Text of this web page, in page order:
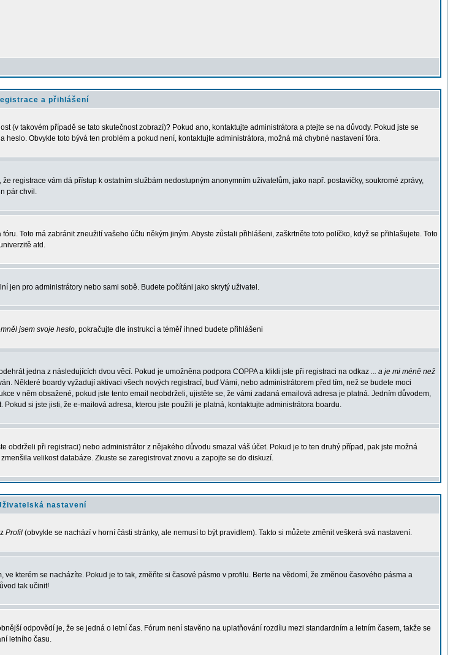
a přihlášení
(v takovém případě se tato skutečnost zobrazí)? Pokud ano, kontaktujte administrátora a ptejte se na důvody. Pokud jste se
Obvykle toto bývá ten problém a pokud není, kontaktujte administrátora, možná má chybné nastavení fóra.
registrace vám dá přístup k ostatním službám nedostupným anonymním uživatelům, jako např. postavičky, soukromé zprávy,
pár chvil.
Toto má zabránit zneužití vašeho účtu někým jiným. Abyste zůstali přihlášeni, zaškrtněte toto políčko, když se přihlašujete. Toto
atd.
jen pro administrátory nebo sami sobě. Budete počítáni jako skrytý uživatel.
jsem svoje heslo, pokračujte dle instrukcí a téměř ihned budete přihlášeni
jedna z následujících dvou věcí. Pokud je umožněna podpora COPPA a klikli jste při registraci na odkaz ... a je mi méně než
Některé boardy vyžadují aktivaci všech nových registrací, buď Vámi, nebo administrátorem před tím, než se budete moci
v něm obsažené, pokud jste tento email neobdrželi, ujistěte se, že vámi zadaná emailová adresa je platná. Jedním důvodem,
Pokud si jste jisti, že e-mailová adresa, kterou jste použili je platná, kontaktujte administrátora boardu.
při registraci) nebo administrátor z nějakého důvodu smazal váš účet. Pokud je to ten druhý případ, pak jste možná
velikost databáze. Zkuste se zaregistrovat znovu a zapojte se do diskuzí.
nastavení
Profil (obvykle se nachází v horní části stránky, ale nemusí to být pravidlem). Takto si můžete změnit veškerá svá nastavení.
kterém se nacházíte. Pokud je to tak, změňte si časové pásmo v profilu. Berte na vědomí, že změnou časového pásma a
tak učinit!
odpovědí je, že se jedná o letní čas. Fórum není stavěno na uplatňování rozdílu mezi standardním a letním časem, takže se
letního času.